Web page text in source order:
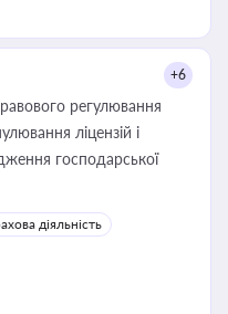
+6
регулювання
ліцензій і
господарської
діяльність